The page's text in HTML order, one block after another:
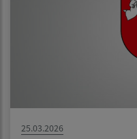
25.03.2026